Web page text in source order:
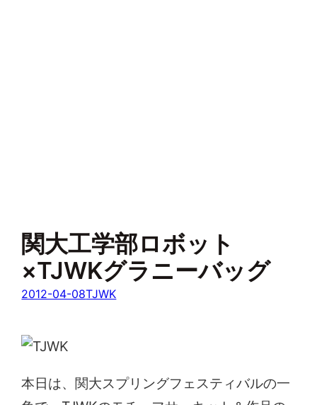
関大工学部ロボット
×TJWKグラニーバッグ
2012-04-08TJWK
本日は、関大スプリングフェスティバルの一